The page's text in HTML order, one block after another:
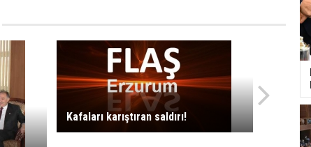
Kafaları karıştıran saldırı!